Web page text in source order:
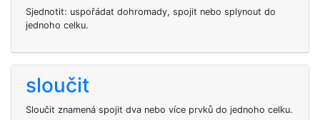
Sjednotit: uspořádat dohromady, spojit nebo splynout do
jednoho celku.
sloučit
Sloučit znamená spojit dva nebo více prvků do jednoho celku.